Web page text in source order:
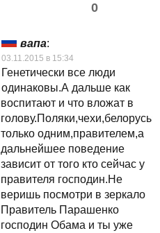
0
вапа:
03.11.2015 в 15:34
Генетически все люди
одинаковы.А дальше как
воспитают и что вложат в
только одним,правителем,а
дальнейшее поведение
зависит от того кто сейчас у
правителя господин.Не
веришь посмотри в зеркало
Правитель Парашенко
господин Обама и ты уже